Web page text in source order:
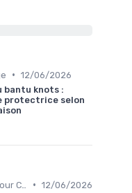
• 12/06/2026
bantu knots :
protectrice selon
• 12/06/2026